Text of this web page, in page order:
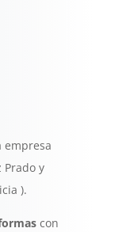
empresa
Prado y
).
con